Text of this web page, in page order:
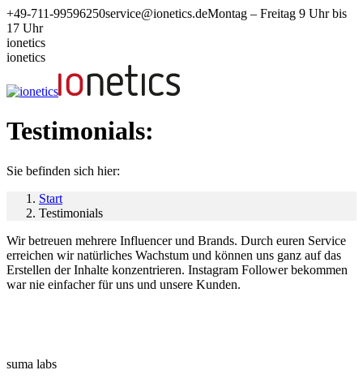
Zum
Inhalt
springen
+49-711-99596250service@ionetics.deMontag – Freitag 9 Uhr bis
17 Uhr
ionetics
ionetics
Testimonials:
Sie befinden sich hier:
Start
Testimonials
Wir betreuen mehrere Influencer und Brands. Durch euren Service
erreichen wir natürliches Wachstum und können uns ganz auf das
Erstellen der Inhalte konzentrieren. Instagram Follower bekommen
war nie einfacher für uns und unsere Kunden.
suma labs